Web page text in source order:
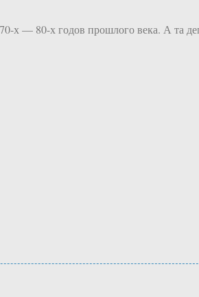
х — 80-х годов прошлого века. А та